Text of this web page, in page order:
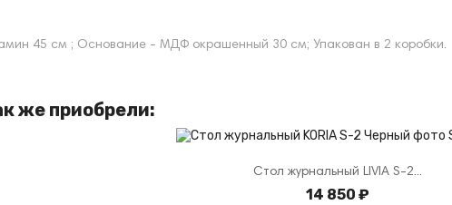
45 см ; Основание - МДФ окрашенный 30 см; Упакован в 2 коробки.
же приобрели:
Стол журнальный LIVIA S-2...
14 850 ₽